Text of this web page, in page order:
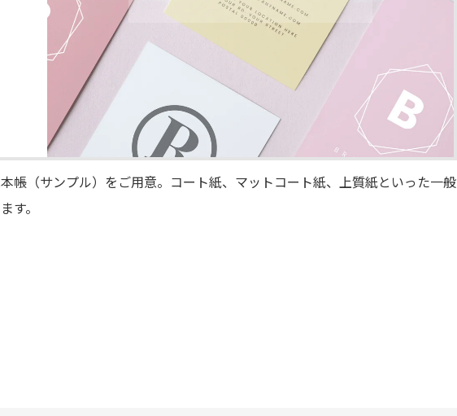
（サンプル）をご用意。コート紙、マットコート紙、上質紙といった一般
す。